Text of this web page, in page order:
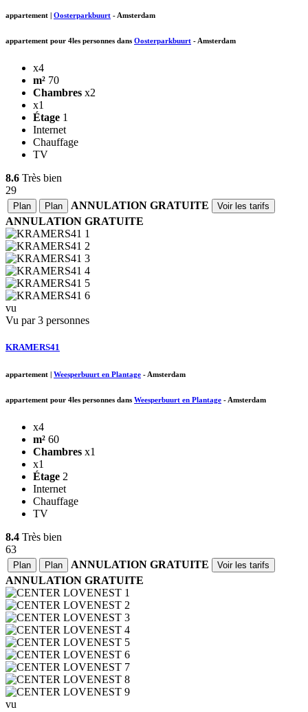
appartement | Oosterparkbuurt - Amsterdam
appartement pour 4les personnes dans Oosterparkbuurt - Amsterdam
x4
m² 70
Chambres x2
x1
Étage 1
Internet
Chauffage
TV
8.6 Très bien
29
Plan Plan ANNULATION GRATUITE Voir les tarifs
ANNULATION GRATUITE
vu
Vu par 3 personnes
KRAMERS41
appartement | Weesperbuurt en Plantage - Amsterdam
appartement pour 4les personnes dans Weesperbuurt en Plantage - Amsterdam
x4
m² 60
Chambres x1
x1
Étage 2
Internet
Chauffage
TV
8.4 Très bien
63
Plan Plan ANNULATION GRATUITE Voir les tarifs
ANNULATION GRATUITE
vu